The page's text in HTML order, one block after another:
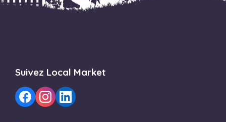
Suivez Local Market